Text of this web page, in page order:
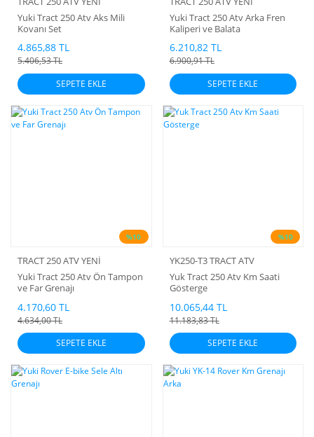
Yuki Tract 250 Atv Aks Mili
Kovanı Set
4.865,88 TL
5.406,53 TL
SEPETE EKLE
Yuki Tract 250 Atv Arka Fren
Kaliperi ve Balata
6.210,82 TL
6.900,91 TL
SEPETE EKLE
%10
TRACT 250 ATV YENİ
Yuki Tract 250 Atv Ön Tampon
ve Far Grenajı
4.170,60 TL
4.634,00 TL
SEPETE EKLE
%10
YK250-T3 TRACT ATV
Yuk Tract 250 Atv Km Saati
Gösterge
10.065,44 TL
11.183,83 TL
SEPETE EKLE